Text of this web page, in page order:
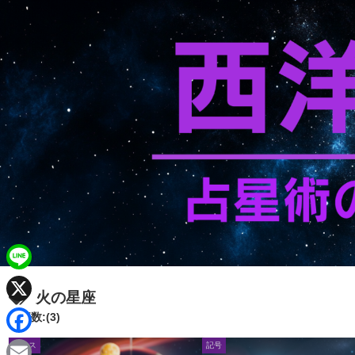
火の星座
記事数:(3)
ハウス 記号
L
n
X
F